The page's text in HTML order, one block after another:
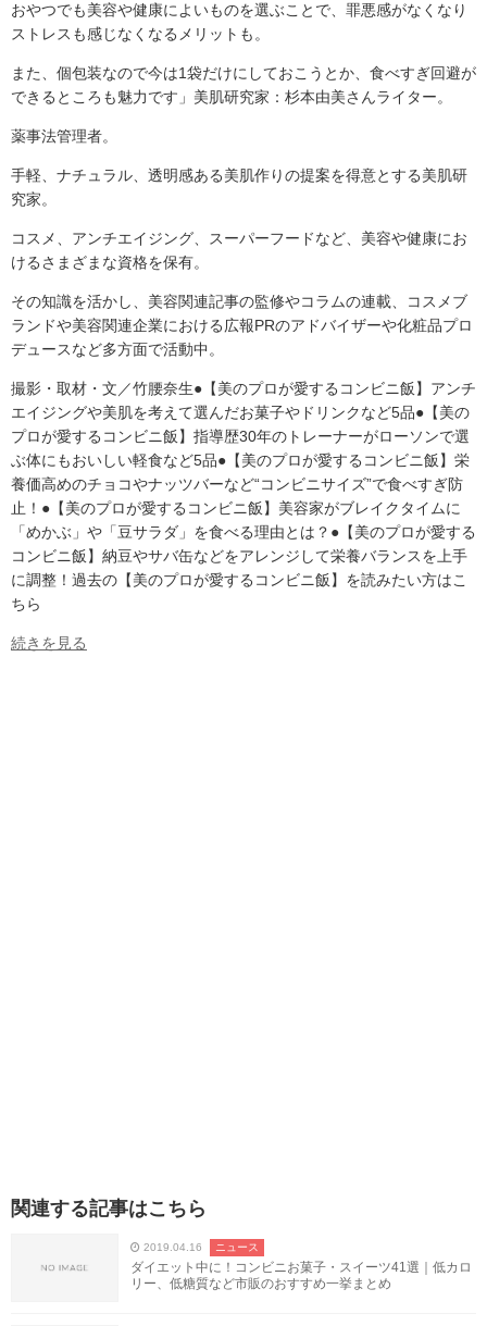
おやつでも美容や健康によいものを選ぶことで、罪悪感がなくなり
ストレスも感じなくなるメリットも。
また、個包装なので今は1袋だけにしておこうとか、食べすぎ回避が
できるところも魅力です」美肌研究家：杉本由美さんライター。
薬事法管理者。
手軽、ナチュラル、透明感ある美肌作りの提案を得意とする美肌研
究家。
コスメ、アンチエイジング、スーパーフードなど、美容や健康にお
けるさまざまな資格を保有。
その知識を活かし、美容関連記事の監修やコラムの連載、コスメブ
ランドや美容関連企業における広報PRのアドバイザーや化粧品プロ
デュースなど多方面で活動中。
撮影・取材・文／竹腰奈生●【美のプロが愛するコンビニ飯】アンチ
エイジングや美肌を考えて選んだお菓子やドリンクなど5品●【美の
プロが愛するコンビニ飯】指導歴30年のトレーナーがローソンで選
ぶ体にもおいしい軽食など5品●【美のプロが愛するコンビニ飯】栄
養価高めのチョコやナッツバーなど“コンビニサイズ”で食べすぎ防
止！●【美のプロが愛するコンビニ飯】美容家がブレイクタイムに
「めかぶ」や「豆サラダ」を食べる理由とは？●【美のプロが愛する
コンビニ飯】納豆やサバ缶などをアレンジして栄養バランスを上手
に調整！過去の【美のプロが愛するコンビニ飯】を読みたい方はこ
ちら
続きを見る
関連する記事はこちら
2019.04.16 ニュース
ダイエット中に！コンビニお菓子・スイーツ41選｜低カロ
リー、低糖質など市販のおすすめ一挙まとめ